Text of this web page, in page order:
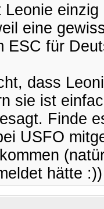
Leonie
eine
ESC für
dass
sie ist
Finde
USFO
hätte :))